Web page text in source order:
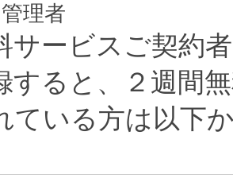
理者
サービスご契約
すると、２週間
ている方は以下